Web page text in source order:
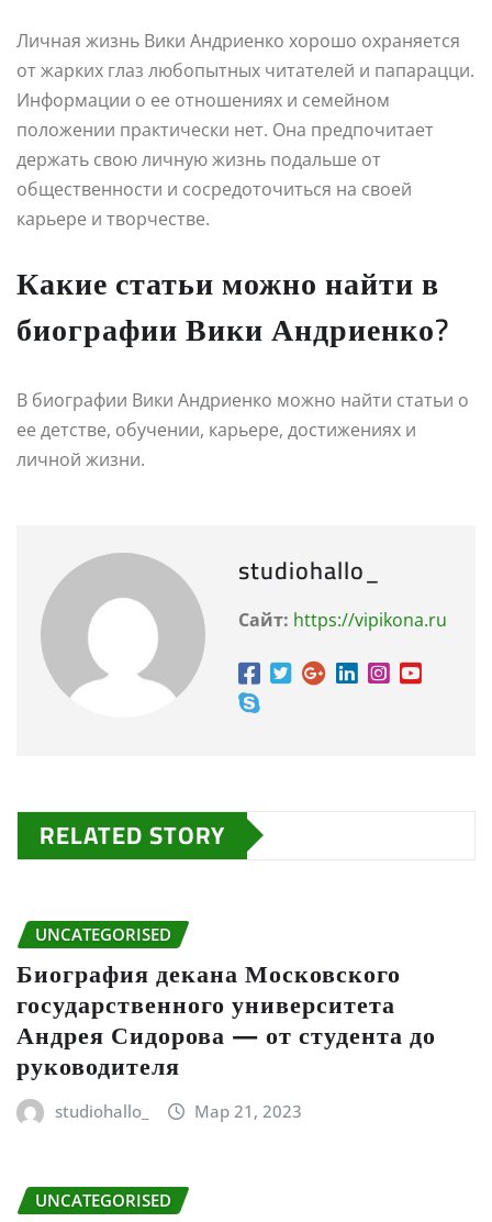
Личная жизнь Вики Андриенко хорошо охраняется
от жарких глаз любопытных читателей и папарацци.
Информации о ее отношениях и семейном
положении практически нет. Она предпочитает
держать свою личную жизнь подальше от
общественности и сосредоточиться на своей
карьере и творчестве.
Какие статьи можно найти в
биографии Вики Андриенко?
В биографии Вики Андриенко можно найти статьи о
ее детстве, обучении, карьере, достижениях и
личной жизни.
studiohallo_
Сайт: https://vipikona.ru
RELATED STORY
UNCATEGORISED
Биография декана Московского
государственного университета
Андрея Сидорова — от студента до
руководителя
studiohallo_ Мар 21, 2023
UNCATEGORISED